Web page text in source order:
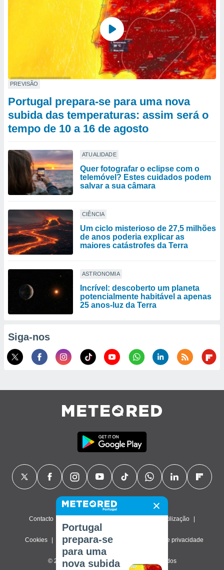
PREVISÃO
Portugal prepara-se para uma nova
subida das temperaturas: assim será o
tempo de 10 a 16 de agosto
ATUALIDADE
Quer fotografar o eclipse com o
telemóvel? Estes cuidados podem
salvar a sua câmara
CIÊNCIA
Um ciclo misterioso de 27,5 milhões
de anos poderia explicar as
maiores catástrofes da Terra
ASTRONOMIA
Incrível: descoberto um planeta
potencialmente habitável a apenas
25 anos-luz da Terra
Siga-nos
Contacto Termos de utilização
Cookies Política de privacidade Definições de privacidade
© 2026 Meteored. Todos os direitos reservados
Portugal
prepara-se
para uma
nova subida